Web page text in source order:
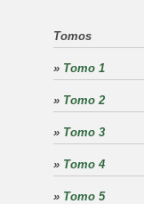
Tomos
» Tomo 1
» Tomo 2
» Tomo 3
» Tomo 4
» Tomo 5